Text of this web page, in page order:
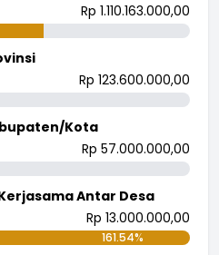
Rp 1.110.163.000,00
Rp 123.600.000,00
Kota
Rp 57.000.000,00
Antar Desa
Rp 13.000.000,00
161.54%